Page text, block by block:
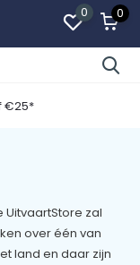
0 0
UitvaartStore zal
over één van
land en daar zijn